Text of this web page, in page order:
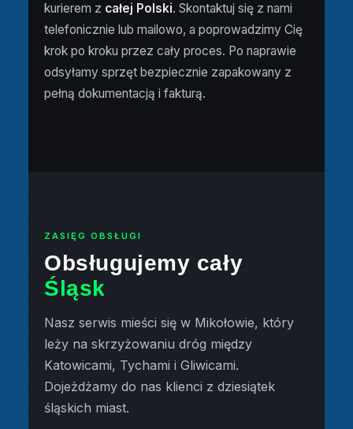
kurierem z całej Polski. Skontaktuj się z nami
telefonicznie lub mailowo, a poprowadzimy Cię
krok po kroku przez cały proces. Po naprawie
odsyłamy sprzęt bezpiecznie zapakowany z
pełną dokumentacją i fakturą.
ZASIĘG OBSŁUGI
Obsługujemy cały
Śląsk
Nasz serwis mieści się w Mikołowie, który
leży na skrzyżowaniu dróg między
Katowicami, Tychami i Gliwicami.
Dojeżdżamy do nas klienci z dziesiątek
śląskich miast.